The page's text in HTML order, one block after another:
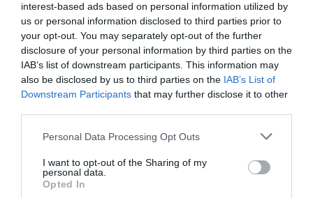
interest-based ads based on personal information utilized by
us or personal information disclosed to third parties prior to
your opt-out. You may separately opt-out of the further
disclosure of your personal information by third parties on the
IAB’s list of downstream participants. This information may
also be disclosed by us to third parties on the IAB’s List of
Downstream Participants that may further disclose it to other
Please note that this website/app uses one or more Google
not limited to your visit or usage behaviour. You may click to
grant or deny consent to Google and its third-party tags to
use your data for below specified purposes in below Google
Personal Data Processing Opt Outs
I want to opt-out of the Sharing of my
personal data.
Opted In
"Πλημμύρισαν 150 σπίτια σπίτια και δεν άνοιξε
ρουθούνι"
27.01.2026 - 09:58